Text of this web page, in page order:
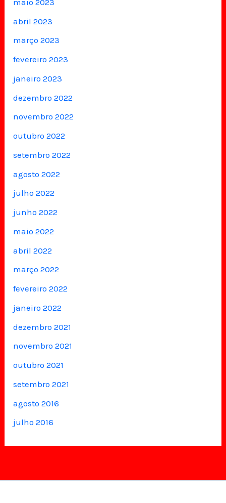
abril 2023
março 2023
fevereiro 2023
janeiro 2023
dezembro 2022
novembro 2022
outubro 2022
setembro 2022
agosto 2022
julho 2022
junho 2022
maio 2022
abril 2022
março 2022
fevereiro 2022
janeiro 2022
dezembro 2021
novembro 2021
outubro 2021
setembro 2021
agosto 2016
julho 2016